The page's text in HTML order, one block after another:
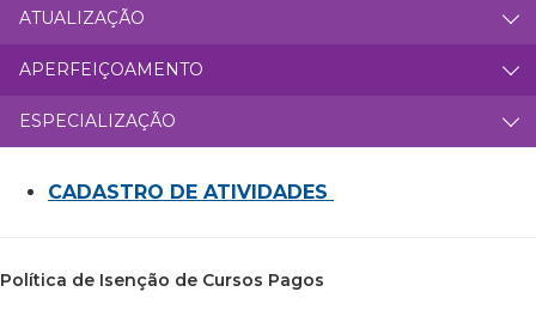
ATUALIZAÇÃO
APERFEIÇOAMENTO
ESPECIALIZAÇÃO
CADASTRO DE ATIVIDADES
Política de Isenção de Cursos Pagos